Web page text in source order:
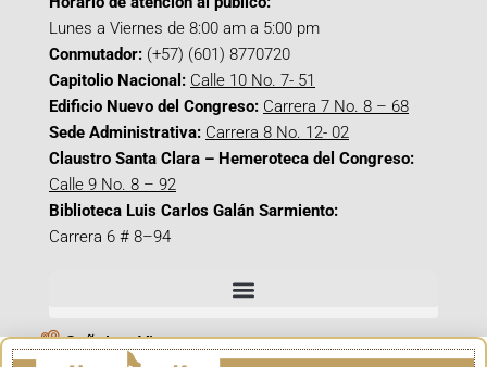
Lunes a Viernes de 8:00 am a 5:00 pm
Conmutador: (+57) (601) 8770720
Capitolio Nacional: Calle 10 No. 7- 51
Edificio Nuevo del Congreso: Carrera 7 No. 8 – 68
Sede Administrativa: Carrera 8 No. 12- 02
Claustro Santa Clara – Hemeroteca del Congreso:
Calle 9 No. 8 – 92
Biblioteca Luis Carlos Galán Sarmiento:
Carrera 6 # 8–94
Señal en Vivo